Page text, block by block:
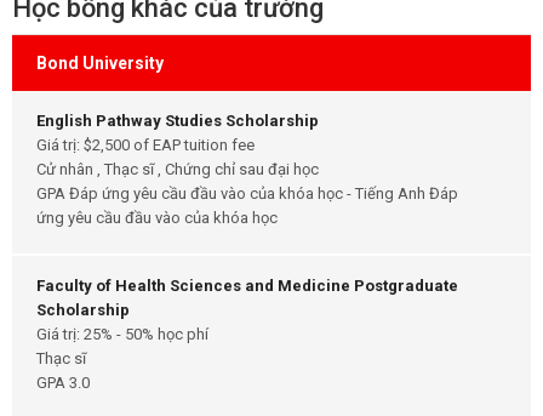
Học bổng khác của trường
Bond University
English Pathway Studies Scholarship
Giá trị: $2,500 of EAP tuition fee
Cử nhân , Thạc sĩ , Chứng chỉ sau đại học
GPA Đáp ứng yêu cầu đầu vào của khóa học - Tiếng Anh Đáp
ứng yêu cầu đầu vào của khóa học
Faculty of Health Sciences and Medicine Postgraduate
Scholarship
Giá trị: 25% - 50% học phí
Thạc sĩ
GPA 3.0